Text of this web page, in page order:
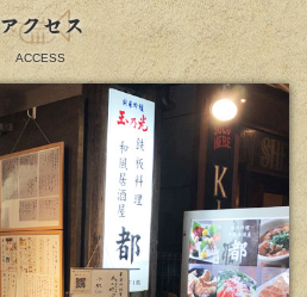
アクセス
ACCESS